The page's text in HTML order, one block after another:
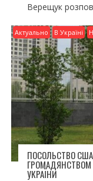
Верещук
Актуально В Україні
ПОСОЛЬСТВО
ГРОМАДЯНСТВОМ
УКРАЇНИ